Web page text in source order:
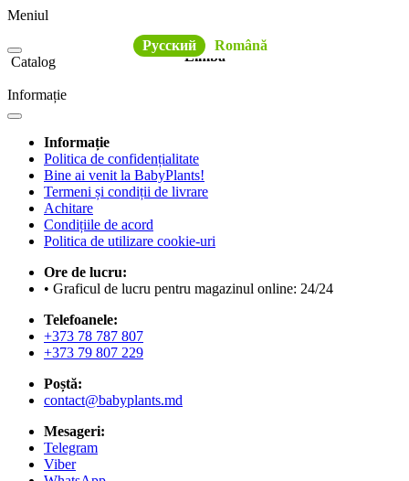
Meniul
Limba
Русский
Română
Catalog
Informație
Informație
Politica de confidențialitate
Bine ai venit la BabyPlants!
Termeni și condiții de livrare
Achitare
Condițiile de acord
Politica de utilizare cookie-uri
Ore de lucru:
• Graficul de lucru pentru magazinul online: 24/24
Telefoanele:
+373 78 787 807
+373 79 807 229
Poștă:
contact@babyplants.md
Mesageri:
Telegram
Viber